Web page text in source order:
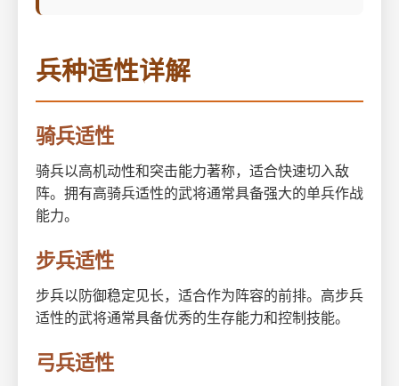
兵种适性详解
骑兵适性
骑兵以高机动性和突击能力著称，适合快速切入敌
阵。拥有高骑兵适性的武将通常具备强大的单兵作战
能力。
步兵适性
步兵以防御稳定见长，适合作为阵容的前排。高步兵
适性的武将通常具备优秀的生存能力和控制技能。
弓兵适性